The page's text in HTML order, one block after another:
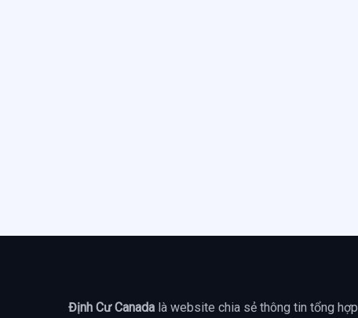
Định Cư Canada là website chia sẻ thông tin tổng hợp